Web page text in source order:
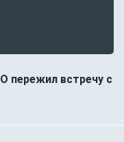
пережил встречу с